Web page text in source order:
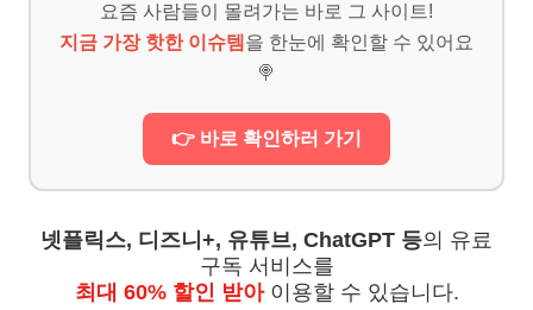
요즘 사람들이 몰려가는 바로 그 사이트!
지금 가장 핫한 이슈템 을 한눈에 확인할 수 있어요
🍭
👉 바로 확인하러 가기
넷플릭스, 디즈니+, 유튜브, ChatGPT 등의 유료
구독 서비스를
최대 60% 할인 받아이용할 수 있습니다.